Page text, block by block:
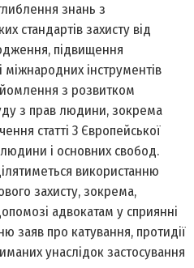
знань з
стандартів захисту від
підвищення
міжнародних інструментів
з розвитком
з прав людини, зокрема
статті 3 Європейської
і основних свобод.
використанню
захисту, зокрема,
адвокатам у сприянні
заяв про катування, протидії
унаслідок застосування